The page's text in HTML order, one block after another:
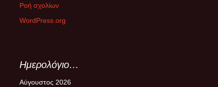
Ροή σχολίων
WordPress.org
Ημερολόγιο…
Αύγουστος 2026